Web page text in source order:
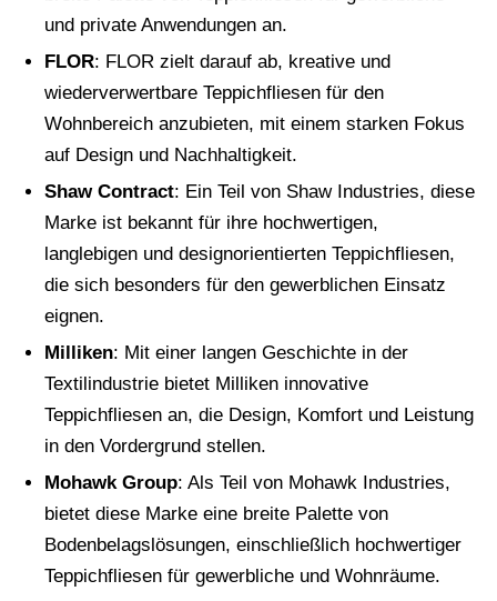
und private Anwendungen an.
FLOR: FLOR zielt darauf ab, kreative und
wiederverwertbare Teppichfliesen für den
Wohnbereich anzubieten, mit einem starken Fokus
auf Design und Nachhaltigkeit.
Shaw Contract: Ein Teil von Shaw Industries, diese
Marke ist bekannt für ihre hochwertigen,
langlebigen und designorientierten Teppichfliesen,
die sich besonders für den gewerblichen Einsatz
eignen.
Milliken: Mit einer langen Geschichte in der
Textilindustrie bietet Milliken innovative
Teppichfliesen an, die Design, Komfort und Leistung
in den Vordergrund stellen.
Mohawk Group: Als Teil von Mohawk Industries,
bietet diese Marke eine breite Palette von
Bodenbelagslösungen, einschließlich hochwertiger
Teppichfliesen für gewerbliche und Wohnräume.